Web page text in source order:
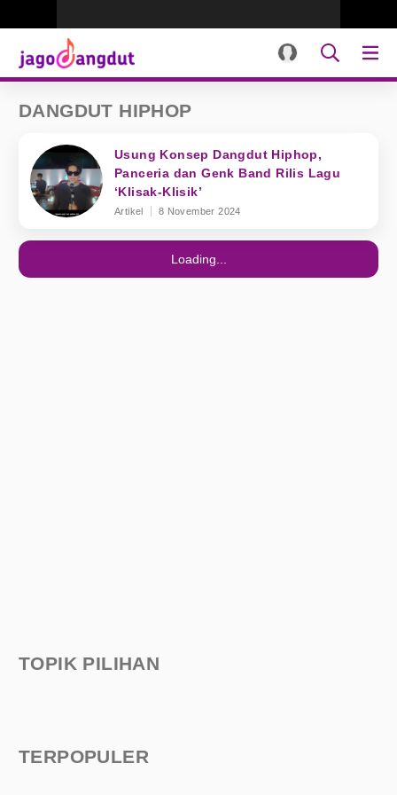
DANGDUT HIPHOP
Usung Konsep Dangdut Hiphop,
Panceria dan Genk Band Rilis Lagu
‘Klisak-Klisik’
Artikel 8 November 2024
Loading...
TOPIK PILIHAN
TERPOPULER